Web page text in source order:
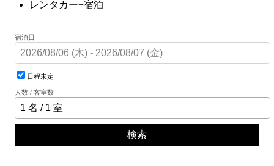
レンタカー+宿泊
宿泊日
日程未定
人数 / 客室数
検索